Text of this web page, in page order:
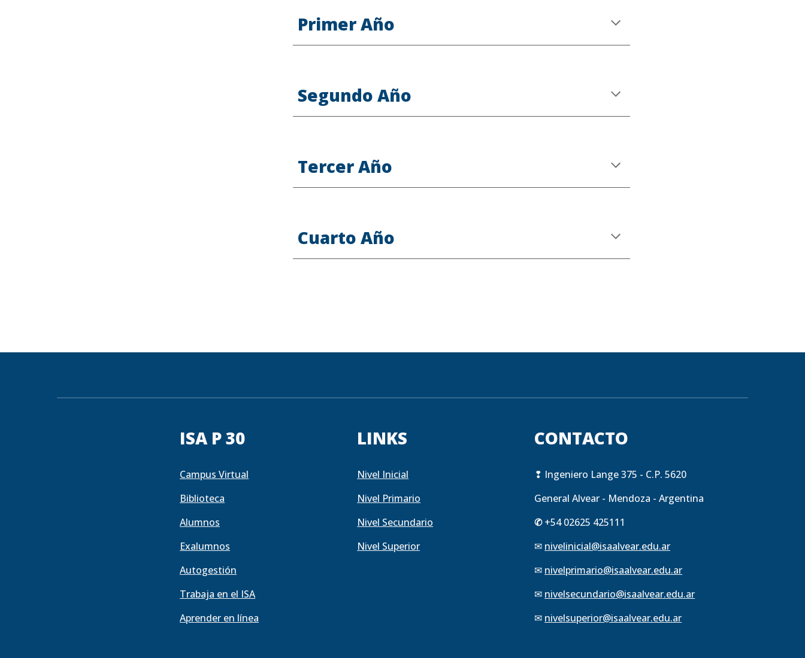
Primer Año
Segundo Año
Tercer Año
Cuarto Año
ISA P 30
Campus Virtual
Biblioteca
Alumnos
Exalumnos
Autogestión
Trabaja en el ISA
Aprender en línea
LINKS
Nivel Inicial
Nivel Primario
Nivel Secundario
Nivel Superior
CONTACTO
❢ Ingeniero Lange 375 - C.P. 5620
General Alvear - Mendoza - Argentina
✆+54 02625 425111
✉ nivelinicial@isaalvear.edu.ar
✉ nivelprimario@isaalvear.edu.ar
✉ nivelsecundario@isaalvear.edu.ar
✉ nivelsuperior@isaalvear.edu.ar